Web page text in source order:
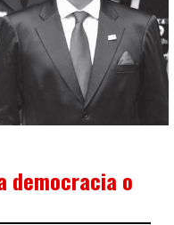
democracia o